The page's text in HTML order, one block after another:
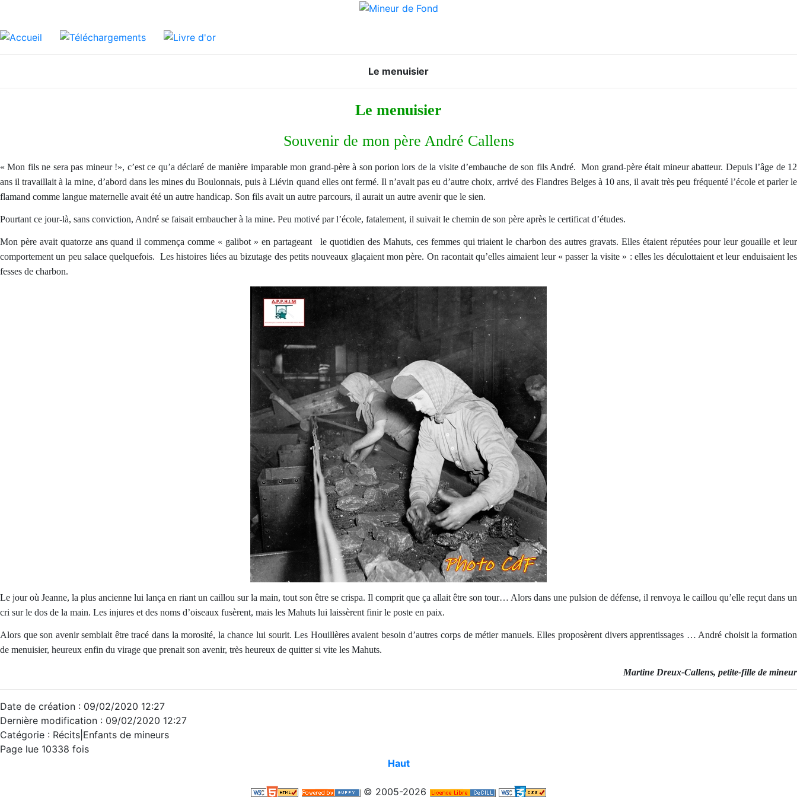
Le menuisier
Le menuisier
Souvenir de mon père André Callens
« Mon fils ne sera pas mineur !», c’est ce qu’a déclaré de manière imparable mon grand-père à son porion lors de la visite d’embauche de son fils André. Mon grand-père était mineur abatteur. Depuis l’âge de 12
ans il travaillait à la mine, d’abord dans les mines du Boulonnais, puis à Liévin quand elles ont fermé. Il n’avait pas eu d’autre choix, arrivé des Flandres Belges à 10 ans, il avait très peu fréquenté l’école et parler le
flamand comme langue maternelle avait été un autre handicap. Son fils avait un autre parcours, il aurait un autre avenir que le sien.
Pourtant ce jour-là, sans conviction, André se faisait embaucher à la mine. Peu motivé par l’école, fatalement, il suivait le chemin de son père après le certificat d’études.
Mon père avait quatorze ans quand il commença comme « galibot » en partageant le quotidien des Mahuts, ces femmes qui triaient le charbon des autres gravats. Elles étaient réputées pour leur gouaille et leur
comportement un peu salace quelquefois. Les histoires liées au bizutage des petits nouveaux glaçaient mon père. On racontait qu’elles aimaient leur « passer la visite » : elles les déculottaient et leur enduisaient les
fesses de charbon.
Le jour où Jeanne, la plus ancienne lui lança en riant un caillou sur la main, tout son être se crispa. Il comprit que ça allait être son tour… Alors dans une pulsion de défense, il renvoya le caillou qu’elle reçut dans un
cri sur le dos de la main. Les injures et des noms d’oiseaux fusèrent, mais les Mahuts lui laissèrent finir le poste en paix.
Alors que son avenir semblait être tracé dans la morosité, la chance lui sourit. Les Houillères avaient besoin d’autres corps de métier manuels. Elles proposèrent divers apprentissages … André choisit la formation
de menuisier, heureux enfin du virage que prenait son avenir, très heureux de quitter si vite les Mahuts.
Martine Dreux-Callens, petite-fille de mineur
Date de création : 09/02/2020 12:27
Dernière modification : 09/02/2020 12:27
Catégorie : Récits|Enfants de mineurs
Page lue 10338 fois
Haut
© 2005-2026